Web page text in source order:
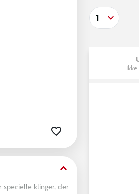
keyboard_arrow_down
specielle klinger, der
1